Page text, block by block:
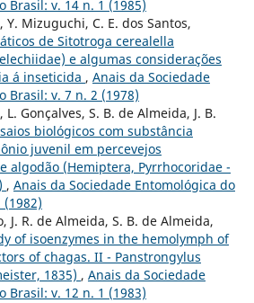
Brasil: v. 14 n. 1 (1985)
Y. Mizuguchi, C. E. dos Santos,
de Sitotroga cerealella
e algumas considerações
á inseticida , Anais da Sociedade
Brasil: v. 7 n. 2 (1978)
L. Gonçalves, S. B. de Almeida, J. B.
biológicos com substância
juvenil em percevejos
algodão (Hemiptera, Pyrrhocoridae -
, Anais da Sociedade Entomológica do
(1982)
J. R. de Almeida, S. B. de Almeida,
of isoenzymes in the hemolymph of
of chagas. II - Panstrongylus
1835) , Anais da Sociedade
Brasil: v. 12 n. 1 (1983)